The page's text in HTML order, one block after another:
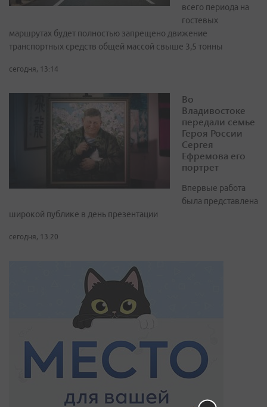
всего периода на
гостевых
маршрутах будет полностью запрещено движение
транспортных средств общей массой свыше 3,5 тонны
сегодня, 13:14
Во
Владивостоке
передали семье
Героя России
Сергея
Ефремова его
портрет
Впервые работа
была представлена
широкой публике в день презентации
сегодня, 13:20